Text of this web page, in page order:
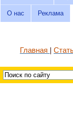
О нас Реклама
Главная